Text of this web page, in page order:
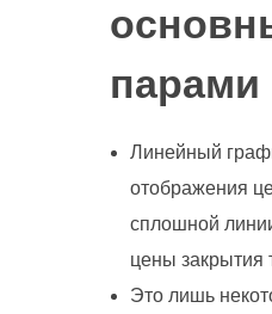
парами
Линейный
отображения
сплошной
цены
Это лишь